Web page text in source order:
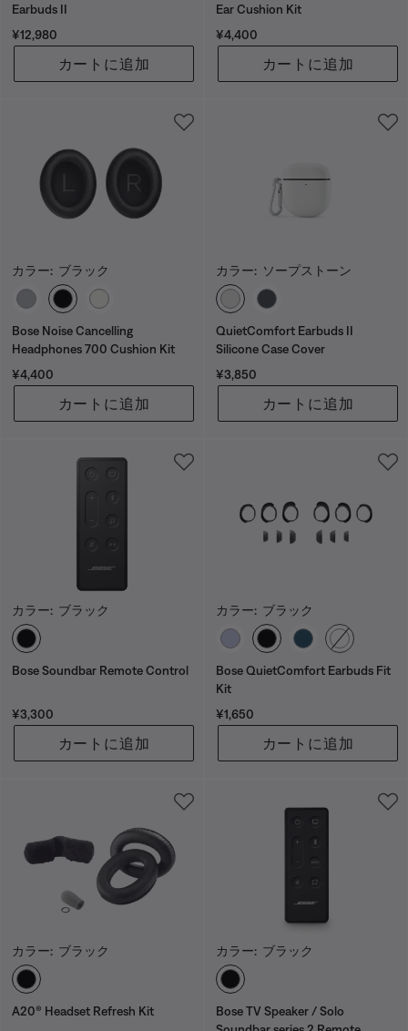
Earbuds II
価格:
¥12,980
カートに追加
Ear Cushion Kit
価格:
¥4,400
カートに追加
カラー: ブラック
カラーの選択
Bose Noise Cancelling
Headphones 700 Cushion Kit
価格:
¥4,400
カートに追加
カラー: ソープストーン
カラーの選択
QuietComfort Earbuds II
Silicone Case Cover
価格:
¥3,850
カートに追加
カラー: ブラック
カラーの選択
Bose Soundbar Remote Control
価格:
¥3,300
カートに追加
カラー: ブラック
カラーの選択
Bose QuietComfort Earbuds Fit
Kit
価格:
¥1,650
カートに追加
カラー: ブラック
カラーの選択
A20® Headset Refresh Kit
カラー: ブラック
カラーの選択
Bose TV Speaker / Solo